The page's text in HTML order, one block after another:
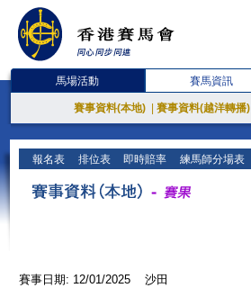
馬場活動 賽馬資訊
賽事資料(本地) 賽事資料(越洋轉播)
報名表 排位表 即時賠率 練馬師分場表
賽事日期: 12/01/2025 沙田